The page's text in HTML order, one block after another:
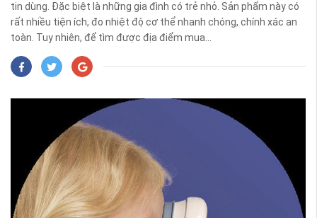
tin dùng. Đặc biệt là những gia đình có trẻ nhỏ. Sản phẩm này có
rất nhiều tiện ích, đo nhiệt độ cơ thể nhanh chóng, chính xác an
toàn. Tuy nhiên, để tìm được địa điểm mua...